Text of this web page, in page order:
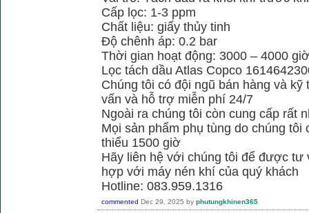
Cấp lọc: 1-3 ppm
Chất liệu: giấy thủy tinh
Độ chênh áp: 0.2 bar
Thời gian hoạt động: 3000 – 4000 giờ
Lọc tách dầu Atlas Copco
Chúng tôi có đội ngũ bán hàng và
vấn và hỗ trợ miễn phí 24/7
Ngoài ra chúng tôi còn cung cấp rất
Mọi sản phẩm phụ tùng do chúng
thiểu 1500 giờ
Hãy liên hệ với chúng tôi để được tư
hợp với máy nén khí của quý khách
Hotline: 083.959.1316
commented Dec 29, 2025 by phutungkhinen365